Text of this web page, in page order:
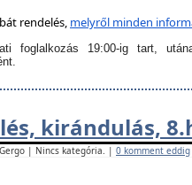
rendelés, melyről minden
foglalkozás 19:00-ig tart,
kirándulás,
| Nincs kategória. | 0 komment eddig